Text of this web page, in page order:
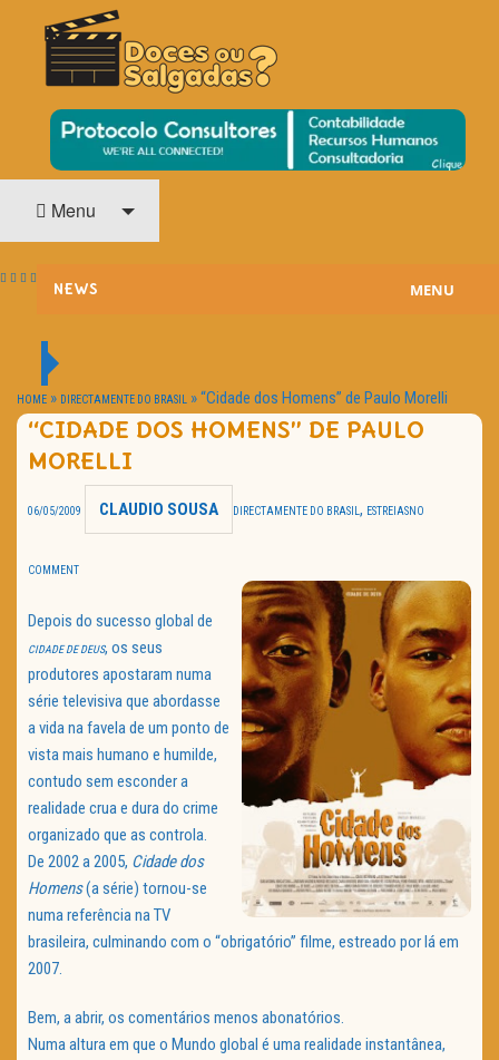
DOCES OU SALGADAS?
O Cinema? Uma Paixão!!
Menu
NEWS
HOME CINEMA
NOTA PESSOAL
TRAILER DO DIA
Política de Privacidade
MENU
HOME » DIRECTAMENTE DO BRASIL »“Cidade dos Homens” de Paulo Morelli
“CIDADE DOS HOMENS” DE PAULO
MORELLI
06/05/2009 CLAUDIO SOUSA DIRECTAMENTE DO BRASIL , ESTREIASNO
COMMENT
Depois do sucesso global de
CIDADE DE DEUS, os seus
produtores apostaram numa
série televisiva que abordasse
a vida na favela de um ponto de
vista mais humano e humilde,
contudo sem esconder a
realidade crua e dura do crime
organizado que as controla.
De 2002 a 2005, Cidade dos
Homens(a série) tornou-se
numa referência na TV
brasileira, culminando com o “obrigatório” filme, estreado por lá em
2007.
Bem, a abrir, os comentários menos abonatórios.
Numa altura em que o Mundo global é uma realidade instantânea,